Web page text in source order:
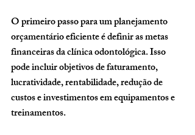
O primeiro passo para um planejamento
orçamentário eficiente é definir as metas
financeiras da clínica odontológica. Isso
pode incluir objetivos de faturamento,
lucratividade, rentabilidade, redução de
custos e investimentos em equipamentos e
treinamentos.